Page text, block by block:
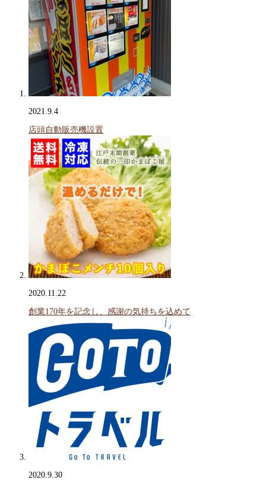
2021.9.4
店頭自動販売機設置
2020.11.22
創業170年を記念し、感謝の気持ちを込めて
2020.9.30